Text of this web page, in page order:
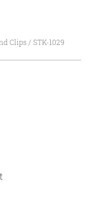
Clips / STK-1029